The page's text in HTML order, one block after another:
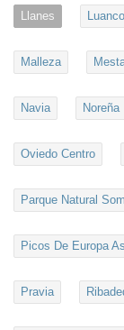
Llanes Luanco
Malleza
Navia Noreña
Oviedo Centro
Parque Natural
Picos De Europa
Pravia